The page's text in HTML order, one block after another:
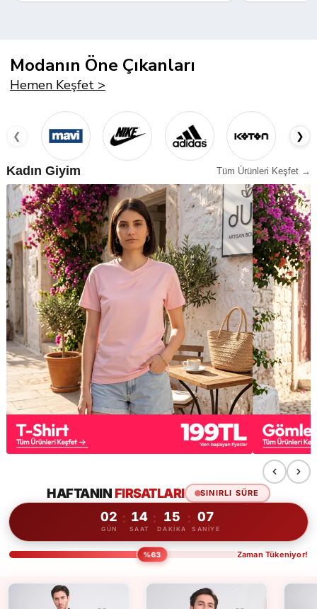
Modanın Öne Çıkanları
Hemen Keşfet >
❮ ❯
Kadın Giyim Tüm Ürünleri Keşfet →
HAFTANINFIRSATLARI SINIRLI SÜRE
02
GÜN
: 14
SAAT
: 15
DAKIKA
: 05
SANIYE
%63 Zaman Tükeniyor!